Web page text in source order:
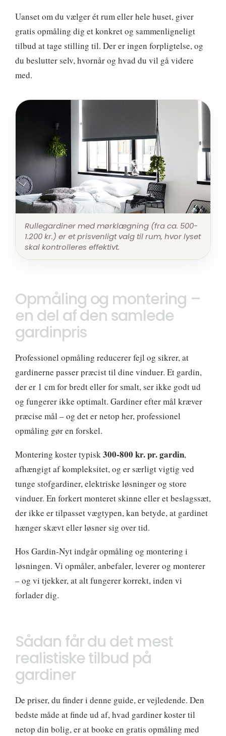
Uanset om du vælger ét rum eller hele huset, giver
gratis opmåling dig et konkret og sammenligneligt
tilbud at tage stilling til. Der er ingen forpligtelse, og
du beslutter selv, hvornår og hvad du vil gå videre
med.
Rullegardiner med mørklægning (fra ca. 500-
1.200 kr.) er et prisvenligt valg til rum, hvor lyset
skal kontrolleres effektivt.
Opmåling og montering –
en del af den samlede
gardinpris
Professionel opmåling reducerer fejl og sikrer, at
gardinerne passer præcist til dine vinduer. Et gardin,
der er 1 cm for bredt eller for smalt, ser ikke godt ud
og fungerer ikke optimalt. Gardiner efter mål kræver
præcise mål – og det er netop her, professionel
opmåling gør en forskel.
Montering koster typisk300-800 kr. pr. gardin,
afhængigt af kompleksitet, og er særligt vigtig ved
tunge stofgardiner, elektriske løsninger og store
vinduer. En forkert monteret skinne eller et beslagssæt,
der ikke er tilpasset vægtypen, kan betyde, at gardinet
hænger skævt eller løsner sig over tid.
Hos Gardin-Nyt indgår opmåling og montering i
løsningen. Vi opmåler, anbefaler, leverer og monterer
– og vi tjekker, at alt fungerer korrekt, inden vi
forlader dig.
Sådan får du det mest
realistiske tilbud på
gardiner
De priser, du finder i denne guide, er vejledende. Den
bedste måde at finde ud af, hvad gardiner koster til
netop din bolig, er at booke en gratis opmåling med